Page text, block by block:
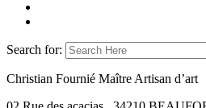
Search for:
Christian Fournié Maître Artisan d’art